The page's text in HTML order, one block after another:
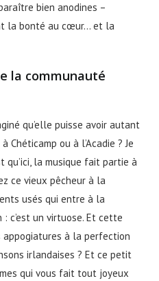
bien anodines –
la bonté au cœur… et la
la communauté
qu’elle puisse avoir autant
Chéticamp ou à l’Acadie ? Je
qu’ici, la musique fait partie à
ce vieux pêcheur à la
usés qui entre à la
c’est un virtuose. Et cette
à la perfection
irlandaises ? Et ce petit
qui vous fait tout joyeux